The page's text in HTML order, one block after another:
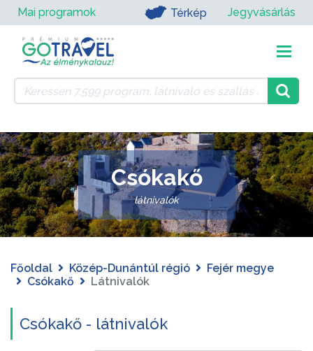
Mai programok Térkép Jegyvásárlás
Csókakő
látnivalók
Főoldal Közép-Dunántúl régió
Fejér megye
Csókakő
Látnivalók
Csókakő - látnivalók